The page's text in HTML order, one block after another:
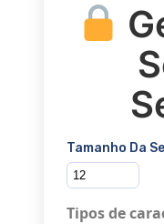
Tamanho Da
Tipos de